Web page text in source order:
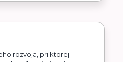
rozvoja, pri ktorej